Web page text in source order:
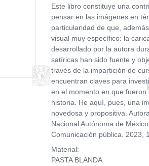
Este libro constituye una
pensar en las imágenes en
particularidad de que,
visual muy específico: la
desarrollado por la autora
satíricas han sido fuente y
través de la impartición de
encuentran claves para
en el momento en que
historia. He aquí, pues, una
novedosa y propositiva.
Nacional Autónoma de
Comunicación pública. 2023,
Material:
PASTA BLANDA